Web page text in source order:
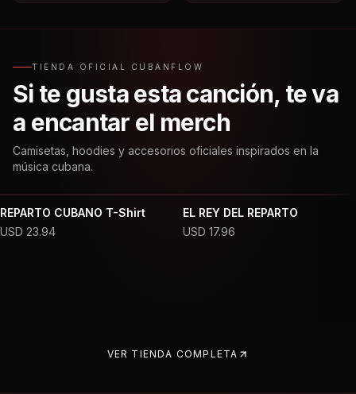
TIENDA OFICIAL CUBANFLOW
Si te gusta esta canción, te va
a encantar el merch
Camisetas, hoodies y accesorios oficiales inspirados en la
música cubana.
REPARTO CUBANO T-Shirt
USD 23.94
EL REY DEL REPARTO
USD 17.96
VER TIENDA COMPLETA